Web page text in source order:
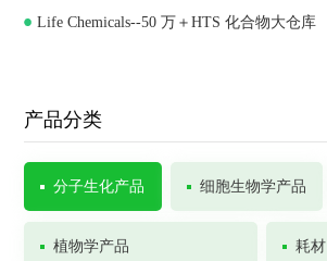
Life Chemicals--50 万＋HTS 化合物大仓库
产品分类
分子生化产品 细胞生物学产品
植物学产品 耗材